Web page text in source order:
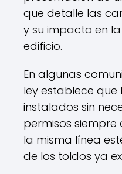
que detalle las
y su impacto en
edificio.
En algunas
ley establece que
instalados sin
permisos
la misma línea
de los toldos ya